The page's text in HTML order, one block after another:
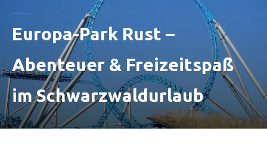
Europa-Park Rust –
Abenteuer & Freizeitspaß
im Schwarzwaldurlaub